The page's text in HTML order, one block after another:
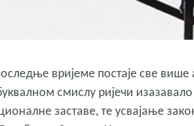
вријеме постаје све
смислу ријечи
заставе, те усвајање